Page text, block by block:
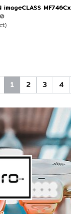
imageCLASS MF746Cx
1 2 3 4